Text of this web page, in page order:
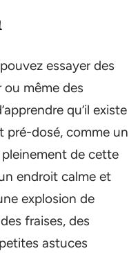
essayer des
même des
qu’il existe
pré-dosé, comme un
de cette
endroit calme et
explosion de
fraises, des
astuces